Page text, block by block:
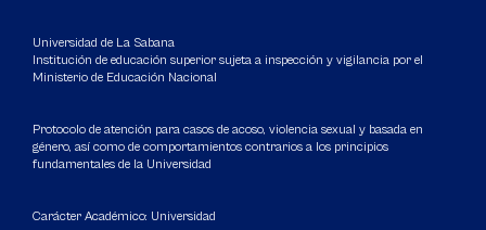
Universidad de La Sabana
Institución de educación superior sujeta a inspección y vigilancia por el
Ministerio de Educación Nacional
Protocolo de atención para casos de acoso, violencia sexual y basada en
género, así como de comportamientos contrarios a los principios
fundamentales de la Universidad
Carácter Académico: Universidad